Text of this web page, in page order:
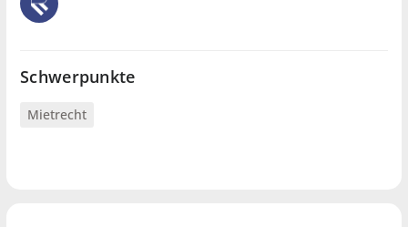
Schwerpunkte
Mietrecht